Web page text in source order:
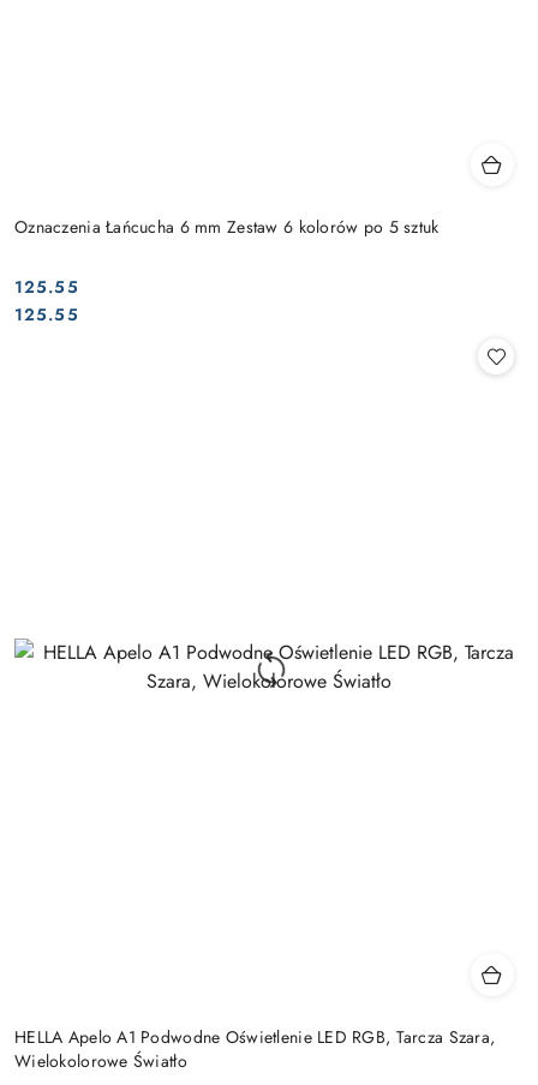
Oznaczenia Łańcucha 6 mm Zestaw 6 kolorów po 5 sztuk
Cena:
125.55
Cena:
125.55
HELLA Apelo A1 Podwodne Oświetlenie LED RGB, Tarcza Szara,
Wielokolorowe Światło